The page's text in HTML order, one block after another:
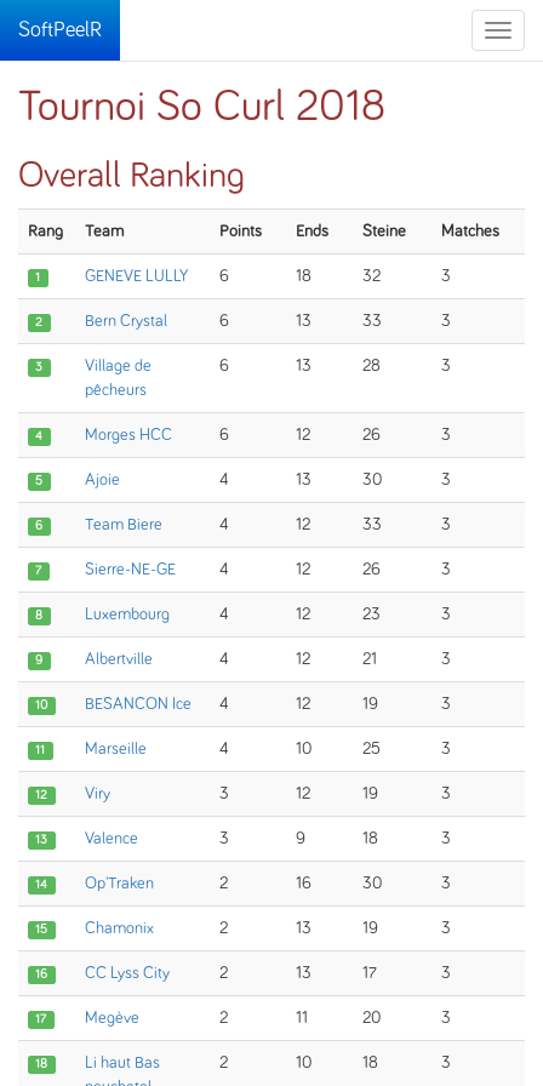
Toggle
SoftPeelR
Tournoi So Curl 2018
Overall Ranking
Rang Team Points Ends Steine Matches
1 GENEVE LULLY 6 18 32 3
2 Bern Crystal 6 13 33 3
3
Village de
pêcheurs
6 13 28 3
4 Morges HCC 6 12 26 3
5 Ajoie 4 13 30 3
6 Team Biere 4 12 33 3
7 Sierre-NE-GE 4 12 26 3
8 Luxembourg 4 12 23 3
9 Albertville 4 12 21 3
10 BESANCON Ice 4 12 19 3
11 Marseille 4 10 25 3
12 Viry 3 12 19 3
13 Valence 3 9 18 3
14 Op'Traken 2 16 30 3
15 Chamonix 2 13 19 3
16 CC Lyss City 2 13 17 3
17 Megève 2 11 20 3
18
Li haut Bas
2 10 18 3